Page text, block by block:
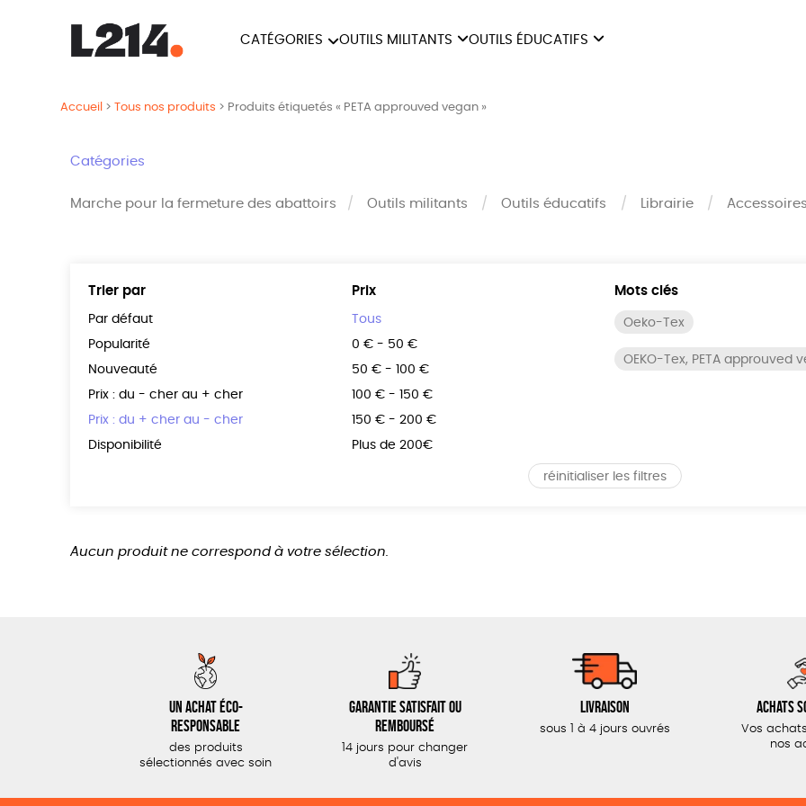
CATÉGORIES
FERMETURE DES ABATTOIRS
OUTILS MILITANTS
OUTILS MILITANTS
CARTES
OUTILS ÉDUCATIFS
POSTERS ÉDUCATIFS
Accueil >Tous nos produits > Produits étiquetés « PETA approuved vegan »
Catégories
Marche pour la fermeture des abattoirs Outils militants Outils éducatifs Librairie Accessoires
Trier par
Par défaut
Popularité
Nouveauté
Prix : du - cher au + cher
Prix : du + cher au - cher
Disponibilité
Prix
Tous
0 € - 50 €
50 € - 100 €
100 € - 150 €
150 € - 200 €
Plus de 200€
Mots clés
Oeko-Tex
OEKO-Tex, PETA approuved
réinitialiser les filtres
Aucun produit ne correspond à votre sélection.
Un achat éco-
responsable
des produits
sélectionnés avec soin
Garantie satisfait ou
remboursé
14 jours pour changer
d'avis
Livraison
sous 1 à 4 jours ouvrés
Achats
Vos
nos